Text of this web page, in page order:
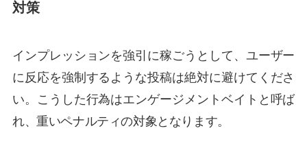
対策
インプレッションを強引に稼ごうとして、ユーザー
に反応を強制するような投稿は絶対に避けてくださ
い。こうした行為はエンゲージメントベイトと呼ば
れ、重いペナルティの対象となります。